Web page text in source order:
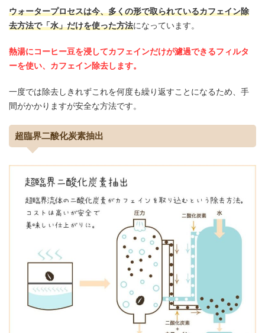
ウォータープロセスは今、多くの形で取られているカフェイン除
去方法で「水」だけを使った方法になっています。
熱湯にコーヒー豆を浸してカフェインだけが濾過できるフィルタ
ーを使い、カフェイン除去します。
一度では除去しきれずこれを何度も繰り返すことになるため、手
間がかかりますが安全な方法です。
超臨界二酸化炭素抽出